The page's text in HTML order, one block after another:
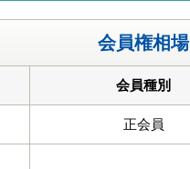
会員権相場
会員種別
正会員